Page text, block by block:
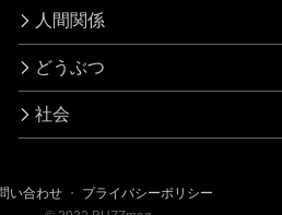
人間関係
どうぶつ
社会
い合わせ ・ プライバシーポリシー